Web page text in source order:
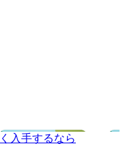
入手するなら